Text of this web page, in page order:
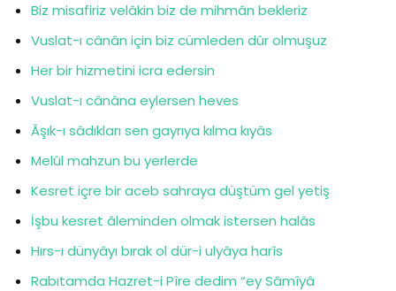
Biz misafiriz velâkin biz de mihmân bekleriz
Vuslat-ı cânân için biz cümleden dûr olmuşuz
Her bir hizmetini icra edersin
Vuslat-ı cânâna eylersen heves
Âşık-ı sâdıkları sen gayrıya kılma kıyâs
Melûl mahzun bu yerlerde
Kesret içre bir aceb sahraya düştüm gel yetiş
İşbu kesret âleminden olmak istersen halâs
Hırs-ı dünyâyı bırak ol dür-i ulyâya harîs
Rabıtamda Hazret-i Pîre dedim “ey Sâmîyâ